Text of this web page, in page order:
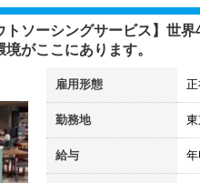
トソーシングサービス】世
がここにあります。
雇用形態 正
勤務地
給与 年